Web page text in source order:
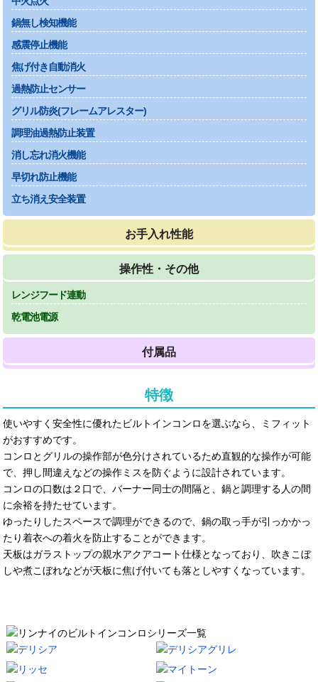
鍋無し検知機能
感震停止機能
焦げ付き自動消火
過熱防止センサー
グリル防炎(フレームアレスター)
調理油過熱防止装置
消し忘れ消火機能
早切れ防止機能
立ち消え安全装置
お手入れ性能
操作性・その他
レンジフード連動
乾電池電源
付属品
特徴
使いやすく安全性に優れたビルトインコンロを選ぶなら、ミフィット
がおすすめです。
コンロとグリルの操作部が色分けされているため直観的な操作が可能
で、押し間違えなどの操作ミスを防ぐように設計されています。
コンロの口数は２口で、バーナー同士の間隔と、鍋と調理する人の間
に余裕を持たせています。
ゆったりしたスペースで調理ができるので、鍋の取っ手が引っかかっ
たり着衣への着火を防止することができます。
天板はガラストップの親水アクアコート仕様となっており、吹きこぼ
しや煮こぼれなどが天板に焦げ付いても落としやすくなっています。